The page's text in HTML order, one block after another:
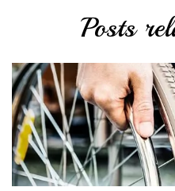
Posts